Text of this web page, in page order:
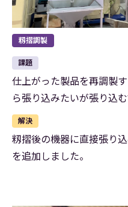
籾摺調製
課題
仕上がった製品を再調製
ら張り込みたいが張り込
解決
籾摺後の機器に直接張り
を追加しました。